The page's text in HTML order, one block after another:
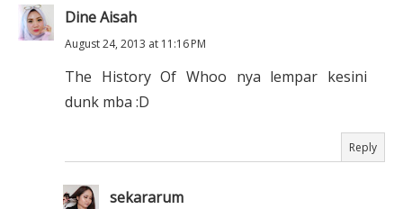
Dine Aisah
August 24, 2013 at 11:16 PM
The History Of Whoo nya lempar kesini
dunk mba :D
Reply
sekararum